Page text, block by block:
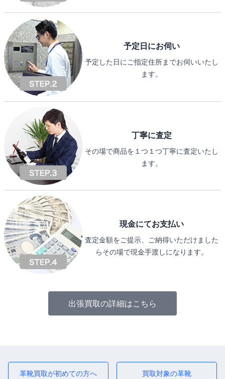
予定日にお伺い
予定した日にご指定住所までお伺いいたし
ます。
丁寧に査定
その場で商品を１つ１つ丁寧に査定いたし
ます。
現金にてお支払い
査定金額をご提示、ご納得いただけました
らその場で現金手渡しになります。
出張買取の詳細はこちら
革靴買取が初めての方へ 買取対象の革靴